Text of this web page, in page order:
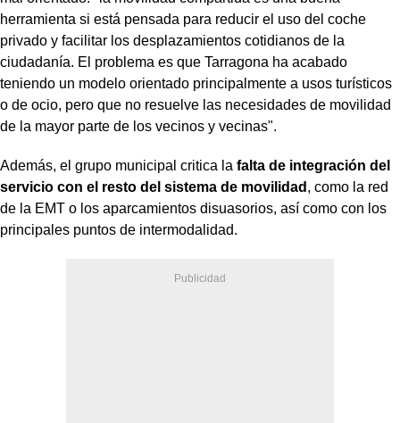
herramienta si está pensada para reducir el uso del coche
privado y facilitar los desplazamientos cotidianos de la
ciudadanía. El problema es que Tarragona ha acabado
teniendo un modelo orientado principalmente a usos turísticos
o de ocio, pero que no resuelve las necesidades de movilidad
de la mayor parte de los vecinos y vecinas".
Además, el grupo municipal critica la falta de integración del
servicio con el resto del sistema de movilidad , como la red
de la EMT o los aparcamientos disuasorios, así como con los
principales puntos de intermodalidad.